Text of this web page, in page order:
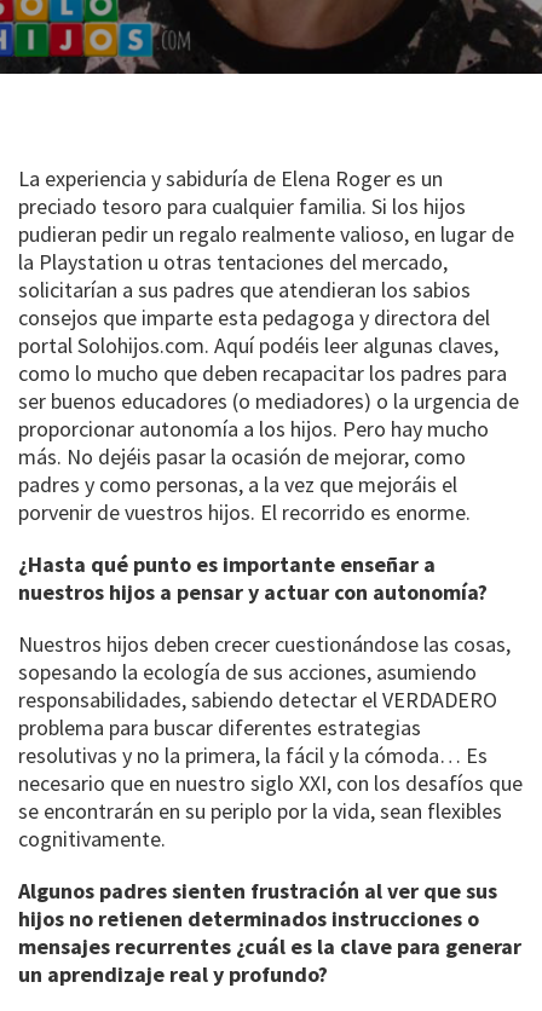
La experiencia y sabiduría de Elena Roger es un
preciado tesoro para cualquier familia. Si los hijos
pudieran pedir un regalo realmente valioso, en lugar de
la Playstation u otras tentaciones del mercado,
solicitarían a sus padres que atendieran los sabios
consejos que imparte esta pedagoga y directora del
portal Solohijos.com. Aquí podéis leer algunas claves,
como lo mucho que deben recapacitar los padres para
ser buenos educadores (o mediadores) o la urgencia de
proporcionar autonomía a los hijos. Pero hay mucho
más. No dejéis pasar la ocasión de mejorar, como
padres y como personas, a la vez que mejoráis el
porvenir de vuestros hijos. El recorrido es enorme.
¿Hasta qué punto es importante enseñar a
nuestros hijos a pensar y actuar con autonomía?
Nuestros hijos deben crecer cuestionándose las cosas,
sopesando la ecología de sus acciones, asumiendo
responsabilidades, sabiendo detectar el VERDADERO
problema para buscar diferentes estrategias
resolutivas y no la primera, la fácil y la cómoda… Es
necesario que en nuestro siglo XXI, con los desafíos que
se encontrarán en su periplo por la vida, sean flexibles
cognitivamente.
Algunos padres sienten frustración al ver que sus
hijos no retienen determinados instrucciones o
mensajes recurrentes ¿cuál es la clave para generar
un aprendizaje real y profundo?